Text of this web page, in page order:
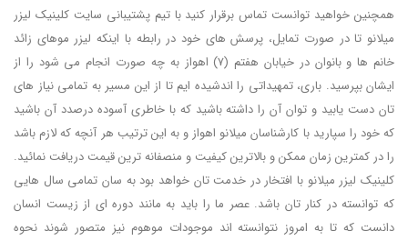
همچنین خواهید توانست تماس برقرار کنید با تیم پشتیبانی سایت کلینیک لیزر
میلانو تا در صورت تمایل، پرسش های خود در رابطه با اینکه لیزر موهای زائد
خانم ها و بانوان در خیابان هفتم (7) اهواز به چه صورت انجام می شود را از
ایشان بپرسید. باری، تمهیداتی را اندشیده ایم تا از این مسیر به تمامی نیاز های
تان دست یابید و توان آن را داشته باشید که با خاطری آسوده درصدد آن باشید
که خود را سپارید با کارشناسان میلانو اهواز و به این ترتیب هر آنچه که لازم باشد
را در کمترین زمان ممکن و بالاترین کیفیت و منصفانه ترین قیمت دریافت نمائید.
کلینیک لیزر میلانو با افتخار در خدمت تان خواهد بود به سان تمامی سال هایی
که توانسته در کنار تان باشد. عصر ما را باید به مانند دوره ای از زیست انسان
دانست که تا به امروز نتوانسته اند موجودات موهوم نیز متصور شوند نحوه